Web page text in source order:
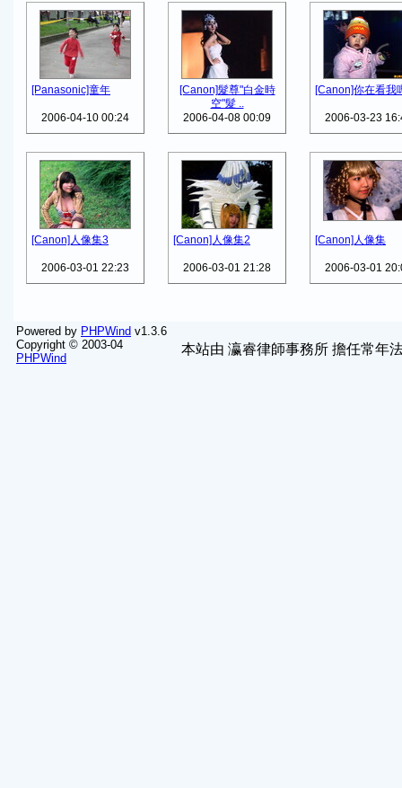
[Panasonic]童年
2006-04-10 00:24
[Canon]髮尊"白金時
空"髮 ..
2006-04-08 00:09
[Canon]你在看我
2006-03-23
[Canon]人像集3
2006-03-01 22:23
[Canon]人像集2
2006-03-01 21:28
[Canon]人像集
2006-03-01
Powered by PHPWind v1.3.6
Copyright © 2003-04
PHPWind
本站由 瀛睿律師事務所 擔任常年